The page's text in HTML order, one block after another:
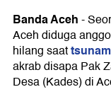
Banda Aceh-
Aceh diduga
hilang saat
akrab disapa Pak
Desa (Kades) di